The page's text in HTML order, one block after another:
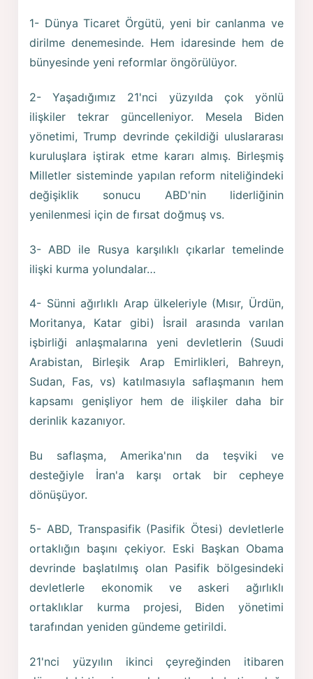
1- Dünya Ticaret Örgütü, yeni bir canlanma ve
dirilme denemesinde. Hem idaresinde hem de
bünyesinde yeni reformlar öngörülüyor.
2- Yaşadığımız 21'nci yüzyılda çok yönlü
ilişkiler tekrar güncelleniyor. Mesela Biden
yönetimi, Trump devrinde çekildiği uluslararası
kuruluşlara iştirak etme kararı almış. Birleşmiş
Milletler sisteminde yapılan reform niteliğindeki
değişiklik sonucu ABD'nin liderliğinin
yenilenmesi için de fırsat doğmuş vs.
3- ABD ile Rusya karşılıklı çıkarlar temelinde
ilişki kurma yolundalar…
4- Sünni ağırlıklı Arap ülkeleriyle (Mısır, Ürdün,
Moritanya, Katar gibi) İsrail arasında varılan
işbirliği anlaşmalarına yeni devletlerin (Suudi
Arabistan, Birleşik Arap Emirlikleri, Bahreyn,
Sudan, Fas, vs) katılmasıyla saflaşmanın hem
kapsamı genişliyor hem de ilişkiler daha bir
derinlik kazanıyor.
Bu saflaşma, Amerika'nın da teşviki ve
desteğiyle İran'a karşı ortak bir cepheye
dönüşüyor.
5- ABD, Transpasifik (Pasifik Ötesi) devletlerle
ortaklığın başını çekiyor. Eski Başkan Obama
devrinde başlatılmış olan Pasifik bölgesindeki
devletlerle ekonomik ve askeri ağırlıklı
ortaklıklar kurma projesi, Biden yönetimi
tarafından yeniden gündeme getirildi.
21'nci yüzyılın ikinci çeyreğinden itibaren